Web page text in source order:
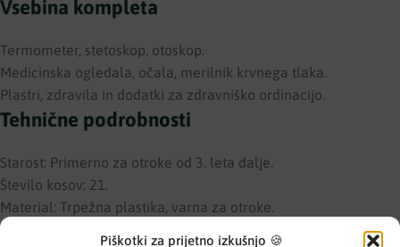
Piškotki za prijetno izkušnjo 🍪
Vsebina kompleta
Termometer, stetoskop, otoskop.
Medicinska ogledala, očala, merilnik krvnega tlaka.
Plastri, zdravila in dodatki za zdravniško ordinacijo.
Tehnične podrobnosti
Starost: Primerno za otroke od 3. leta dalje.
Število kosov: 21.
Material: Trpežna plastika, varna za otroke.
❤️ ️Pri Krokodilčku je varnost vedno na prvem mestu. Več